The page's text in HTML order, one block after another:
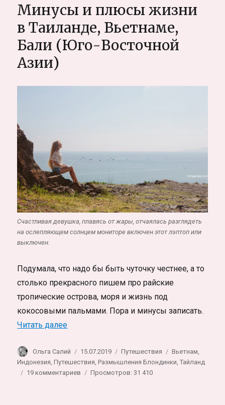
про
Впечатления
после
месяца
Минусы и плюсы жизни
в Таиланде, Вьетнаме,
Бали (Юго-Восточной
Азии)
Счастливая девушка, плавясь от жары, отчаялась разглядеть
на ослепляющем солнцем мониторе включен этот лэптоп или
выключен.
Подумала, что надо бы быть чуточку честнее, а то
столько прекрасного пишем про райские
тропические острова, моря и жизнь под
кокосовыми пальмами. Пора и минусы записать.
Читать далее«Минусы и плюсы жизни в Таиланде,
Автор
Ольга Салий Опубликовано
15.07.2019 Рубрики
Путешествия Метки
Вьетнам,
Индонезия,Путешествия,Размышления Блондинки,Тайланд
19 комментариев
Просмотров: 31 410